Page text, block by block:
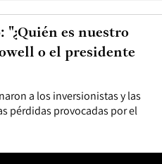
a los inversionistas y las
pérdidas provocadas por el
"¿Quién es nuestro
o el presidente